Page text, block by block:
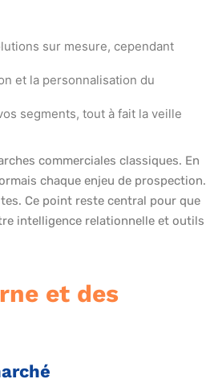
sur mesure, cependant
et la personnalisation du
segments, tout à fait la veille
commerciales classiques. En
chaque enjeu de prospection.
Ce point reste central pour que
intelligence relationnelle et outils
et des